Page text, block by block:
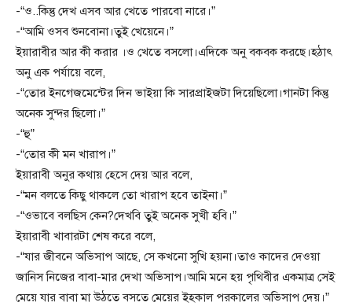
-“ও..কিন্তু দেখ এসব আর খেতে পারবো নারে।”
-“আমি ওসব শুনবোনা।তুই খেয়েনে।”
ইয়ারাবীর আর কী করার ।ও খেতে বসলো।এদিকে অনু বকবক করছে।হঠাৎ
অনু এক পর্যায়ে বলে,
-“তোর ইনগেজমেন্টের দিন ভাইয়া কি সারপ্রাইজটা দিয়েছিলো।গানটা কিন্তু
অনেক সুন্দর ছিলো।”
-“হু”
-“তোর কী মন খারাপ।”
ইয়ারাবী অনুর কথায় হেসে দেয় আর বলে,
-“মন বলতে কিছু থাকলে তো খারাপ হবে তাইনা।”
-“ওভাবে বলছিস কেন?দেখবি তুই অনেক সুখী হবি।”
ইয়ারাবী খাবারটা শেষ করে বলে,
-“যার জীবনে অভিসাপ আছে, সে কখনো সুখি হয়না।তাও কাদের দেওয়া
জানিস নিজের বাবা-মার দেখা অভিসাপ।আমি মনে হয় পৃথিবীর একমাত্র সেই
মেয়ে যার বাবা মা উঠতে বসতে মেয়ের ইহকাল পরকালের অভিসাপ দেয়।”